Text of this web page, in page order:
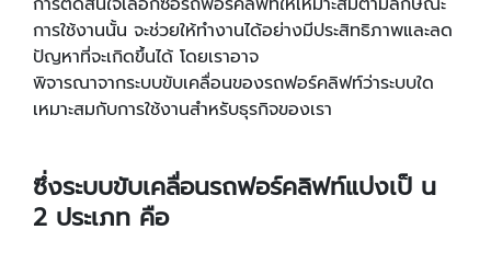
การใช้งานนั้น จะช่วยให้ทํางานได้อย่างมีประสิทธิภาพและลด
ปัญหาที่จะเกิดขึ้นได้ โดยเราอาจ
พิจารณาจากระบบขับเคลื่อนของรถฟอร์คลิฟท์ว่าระบบใด
เหมาะสมกับการใช้งานสําหรับธุรกิจของเรา
ซึ่งระบบขับเคลื่อนรถฟอร์คลิฟท์แบ่งเป็ น
2 ประเภท คือ